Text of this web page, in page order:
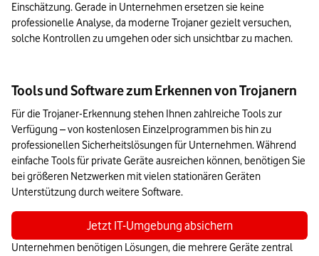
Einschätzung. Gerade in Unternehmen ersetzen sie keine
professionelle Analyse, da moderne Trojaner gezielt versuchen,
solche Kontrollen zu umgehen oder sich unsichtbar zu machen.
Tools und Software zum Erkennen von Trojanern
Für die Trojaner-Erkennung stehen Ihnen zahlreiche Tools zur
Verfügung – von kostenlosen Einzelprogrammen bis hin zu
professionellen Sicherheitslösungen für Unternehmen. Während
einfache Tools für private Geräte ausreichen können, benötigen Sie
bei größeren Netzwerken mit vielen stationären Geräten
Unterstützung durch weitere Software.
Jetzt IT-Umgebung absichern
Unternehmen benötigen Lösungen, die mehrere Geräte zentral